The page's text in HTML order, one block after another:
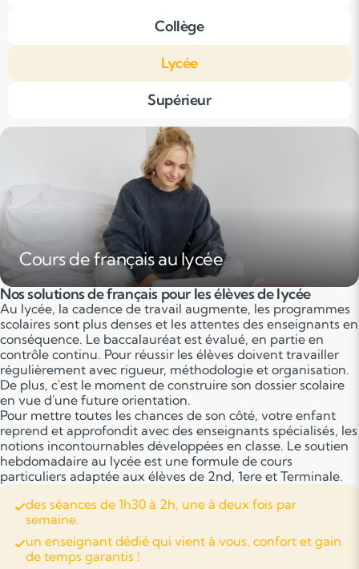
Collège
Lycée
Supérieur
Cours de français au lycée
Nos solutions de français pour les élèves de lycée
Au lycée, la cadence de travail augmente, les programmes
scolaires sont plus denses et les attentes des enseignants en
conséquence. Le baccalauréat est évalué, en partie en
contrôle continu. Pour réussir les élèves doivent travailler
régulièrement avec rigueur, méthodologie et organisation.
De plus, c'est le moment de construire son dossier scolaire
en vue d'une future orientation.
Pour mettre toutes les chances de son côté, votre enfant
reprend et approfondit avec des enseignants spécialisés, les
notions incontournables développées en classe. Le soutien
hebdomadaire au lycée est une formule de cours
particuliers adaptée aux élèves de 2nd, 1ere et Terminale.
des séances de 1h30 à 2h, une à deux fois par
semaine.
un enseignant dédié qui vient à vous, confort et gain
de temps garantis !